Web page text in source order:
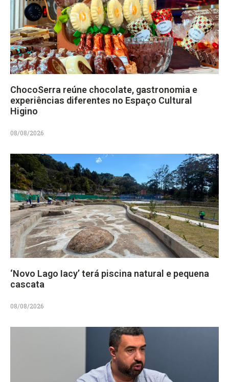
ChocoSerra reúne chocolate, gastronomia e
experiências diferentes no Espaço Cultural
Higino
08/08/2026
‘Novo Lago Iacy’ terá piscina natural e pequena
cascata
08/08/2026